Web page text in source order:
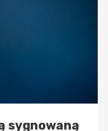
sygnowaną